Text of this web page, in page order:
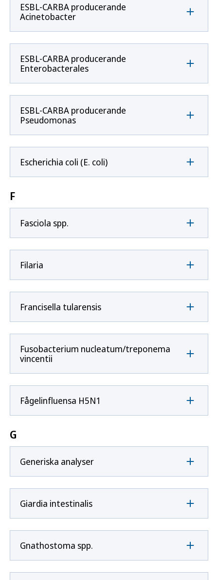
ESBL-CARBA producerande
Acinetobacter
ESBL-CARBA producerande
Enterobacterales
ESBL-CARBA producerande
Pseudomonas
Escherichia coli (E. coli)
F
Fasciola spp.
Filaria
Francisella tularensis
Fusobacterium nucleatum/treponema
vincentii
Fågelinfluensa H5N1
G
Generiska analyser
Giardia intestinalis
Gnathostoma spp.